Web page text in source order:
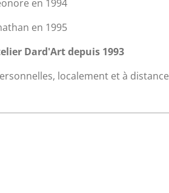
en 1994
en 1995
Dard'Art depuis 1993
localement et à distance